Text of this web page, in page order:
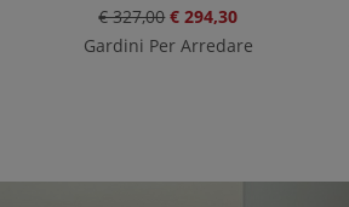
€ 327,00 € 294,30
Gardini Per Arredare